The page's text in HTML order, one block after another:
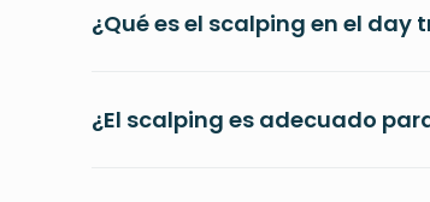
¿Qué es el scalping en el day
¿El scalping es adecuado